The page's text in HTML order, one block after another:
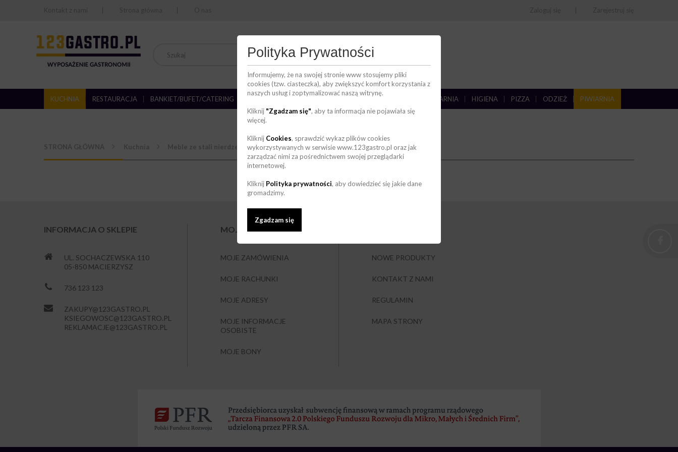
Polityka Prywatności
Informujemy, że na swojej stronie www stosujemy pliki
cookies (tzw. ciasteczka), aby zwiększyć komfort korzystania z
naszych usług i zoptymalizować naszą witrynę.
Kliknij "Zgadzam się", aby ta informacja nie pojawiała się
więcej.
Kliknij Cookies, sprawdzić wykaz plików cookies
wykorzystywanych w serwisie www.123gastro.pl oraz jak
zarządzać nimi za pośrednictwem swojej przeglądarki
internetowej.
Kliknij Polityka prywatności, aby dowiedzieć się jakie dane
gromadzimy.
Zgadzam się
736 123 123
zakupy@123gastro.pl
KUCHNIA RESTAURACJA BANKIET/BUFET/CATERING ZMYWALNIA CHŁODNICTWO CUKIERNIA/PIEKARNIA HIGIENA PIZZA ODZIEŻ PIWIARNIA
Meble ze stali nierdzewnej Blaty
INFORMACJA O SKLEPIE
UL. SOCHACZEWSKA 110
05-850 MACIERZYSZ
736 123 123
ZAKUPY@123GASTRO.PL
KSIEGOWOSC@123GASTRO.PL
REKLAMACJE@123GASTRO.PL
MOJE KONTO
MOJE ZAMÓWIENIA
MOJE RACHUNKI
MOJE ADRESY
MOJE INFORMACJE
OSOBISTE
MOJE BONY
NOWE PRODUKTY
KONTAKT Z NAMI
REGULAMIN
MAPA STRONY